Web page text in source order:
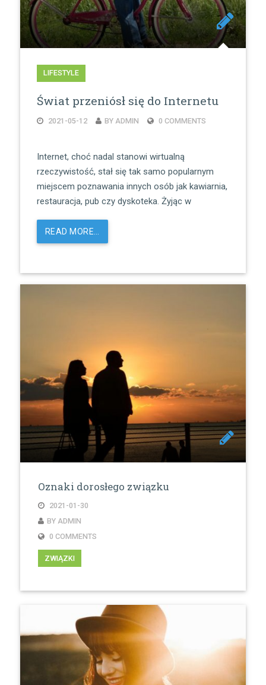
LIFESTYLE
Świat przeniósł się do Internetu
2021-05-12 BY ADMIN 0 COMMENTS
Internet, choć nadal stanowi wirtualną
rzeczywistość, stał się tak samo popularnym
miejscem poznawania innych osób jak kawiarnia,
restauracja, pub czy dyskoteka. Żyjąc w
READ MORE…
Oznaki dorosłego związku
2021-01-30
BY ADMIN
0 COMMENTS
ZWIĄZKI